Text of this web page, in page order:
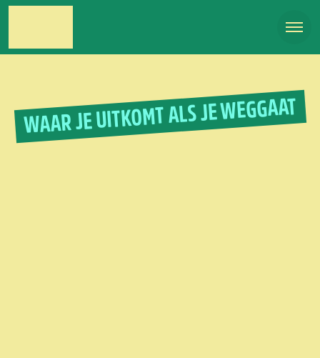
WAAR JE UITKOMT ALS JE WEGGAAT